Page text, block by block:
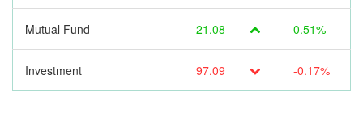
Mutual Fund 21.08 0.51%
Investment 97.09 -0.17%